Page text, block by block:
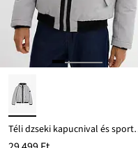
Téli dzseki